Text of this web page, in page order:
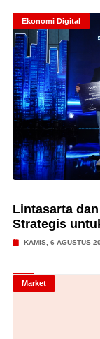
Ekonomi Digital
Lintasarta
Strategis
KAMIS, 6 AGUSTUS
Market